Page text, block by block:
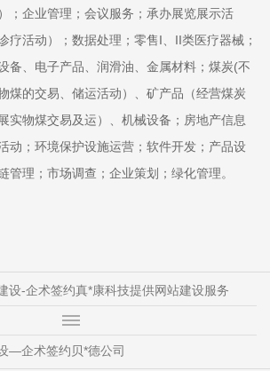
；企业管理；会议服务；承办展览展示活
疗活动）；数据处理；零售I、II类医疗器械；
备、电子产品、润滑油、金属材料；煤炭(不
煤的交易、储运活动）、矿产品（经营煤炭
实物煤交易及运）、机械设备；房地产信息
动；环境保护设施运营；软件开发；产品设
管理；市场调查；企业策划；绿化管理。
设-企术签约真*康科技提供网站建设服务
—企术签约贝*德公司